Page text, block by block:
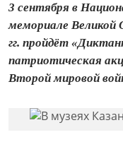
3 сентября в
мемориале Великой
гг. пройдёт
патриотическая
Второй мировой